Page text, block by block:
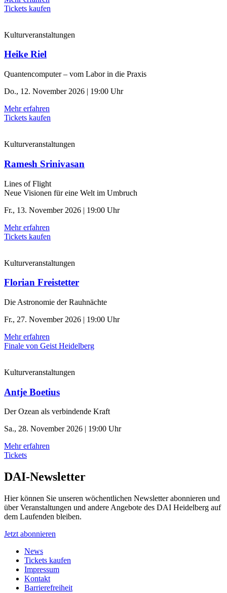
Tickets kaufen
Kulturveranstaltungen
Heike Riel
Quantencomputer – vom Labor in die Praxis
Do., 12. November 2026 | 19:00 Uhr
Mehr erfahren
Tickets kaufen
Kulturveranstaltungen
Ramesh Srinivasan
Lines of Flight
Neue Visionen für eine Welt im Umbruch
Fr., 13. November 2026 | 19:00 Uhr
Mehr erfahren
Tickets kaufen
Kulturveranstaltungen
Florian Freistetter
Die Astronomie der ­Rauhnächte
Fr., 27. November 2026 | 19:00 Uhr
Mehr erfahren
Finale von Geist Heidelberg
Kulturveranstaltungen
Antje Boetius
Der Ozean als verbindende Kraft
Sa., 28. November 2026 | 19:00 Uhr
Mehr erfahren
Tickets
DAI-Newsletter
Hier können Sie unseren wöchentlichen Newsletter abonnieren und
über Veranstaltungen und andere Angebote des DAI Heidelberg auf
dem Laufenden bleiben.
Jetzt abonnieren
News
Tickets kaufen
Impressum
Kontakt
Barrierefreiheit